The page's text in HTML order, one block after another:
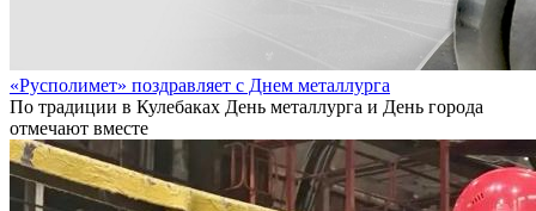
«Русполимет» поздравляет с Днем металлурга
По традиции в Кулебаках День металлурга и День города
отмечают вместе